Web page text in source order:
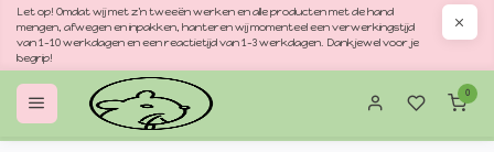
Let op! Omdat wij met z'n tweeën werken en alle producten met de hand
mengen, afwegen en inpakken, hanteren wij momenteel een verwerkingstijd
van 1–10 werkdagen en een reactietijd van 1–3 werkdagen. Dankjewel voor je
begrip!
0